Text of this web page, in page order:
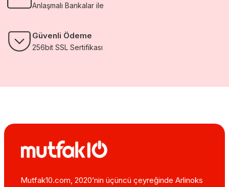
Anlaşmalı Bankalar ile
Güvenli Ödeme
256bit SSL Sertifikası
Mutfak10.com, 2020’nin üçüncü çeyreğinde Arlinoks